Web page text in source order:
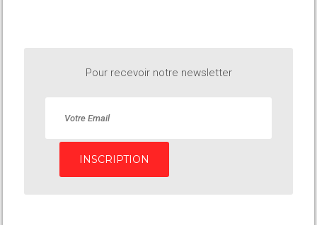
Pour recevoir notre newsletter
INSCRIPTION